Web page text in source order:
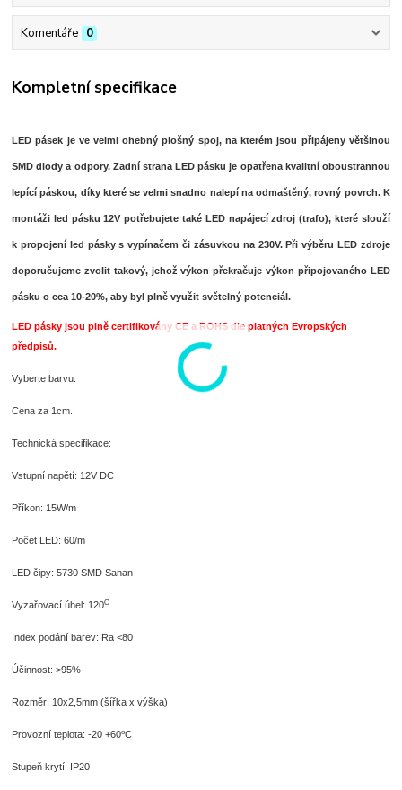
Komentáře 0
Kompletní specifikace
LED pásek je ve velmi ohebný plošný spoj, na kterém jsou připájeny většinou
SMD diody a odpory. Zadní strana LED pásku je opatřena kvalitní oboustrannou
lepící páskou, díky které se velmi snadno nalepí na odmaštěný, rovný povrch. K
montáži led pásku 12V potřebujete také LED napájecí zdroj (trafo), které slouží
k propojení led pásky s vypínačem či zásuvkou na 230V. Při výběru LED zdroje
doporučujeme zvolit takový, jehož výkon překračuje výkon připojovaného LED
pásku o cca 10-20%, aby byl plně využit světelný potenciál.
LED pásky jsou plně certifikovány CE a ROHS dle platných Evropských
předpisů.
Vyberte barvu.
Cena za 1cm.
Technická specifikace:
Vstupní napětí: 12V DC
Příkon: 15W/m
Počet LED: 60/m
LED čipy: 5730 SMD Sanan
Vyzařovací úhel: 120O
Index podání barev: Ra <80
Účinnost: >95%
Rozměr: 10x2,5mm (šířka x výška)
Provozní teplota: -20 +60oC
Stupeň krytí: IP20